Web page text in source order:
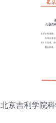
北京吉利学院